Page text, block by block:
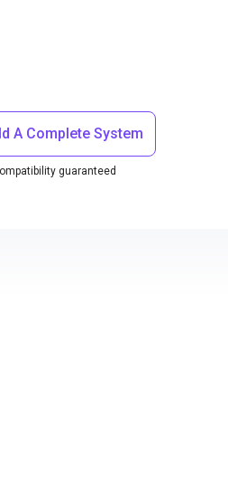
A Complete System
guaranteed